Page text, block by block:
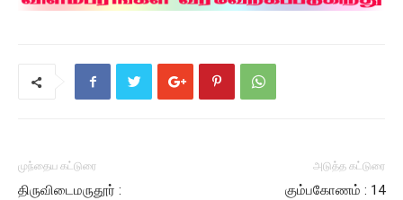
முந்தைய கட்டுரை
திருவிடைமருதூர் :
அடுத்த கட்டுரை
கும்பகோணம் : 14